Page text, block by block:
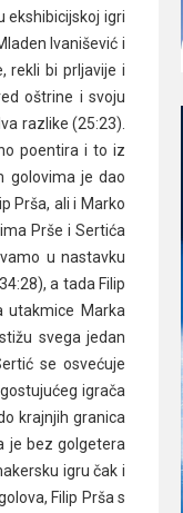
ekshibicijskoj igri
Ivanišević i
rekli bi prljavije i
oštrine i svoju
razlike (25:23).
poentira i to iz
golovima je dao
Prša, ali i Marko
Prše i Sertića
u nastavku
a tada Filip
utakmice Marka
svega jedan
se osvećuje
igrača
krajnjih granica
je bez golgetera
igru čak i
Filip Prša s